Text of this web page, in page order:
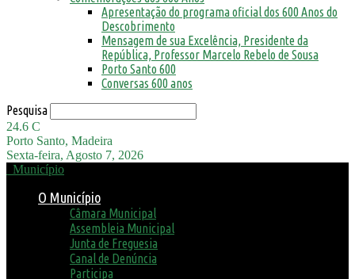
Apresentação do programa oficial dos 600 Anos do
Descobrimento
Mensagem de sua Excelência, Presidente da
República, Professor Marcelo Rebelo de Sousa
Porto Santo 600
Conversas 600 anos
Pesquisa
24.6 C
Porto Santo, Madeira
Sexta-feira, Agosto 7, 2026
Município
O Município
Câmara Municipal
Assembleia Municipal
Junta de Freguesia
Canal de Denúncia
Participa